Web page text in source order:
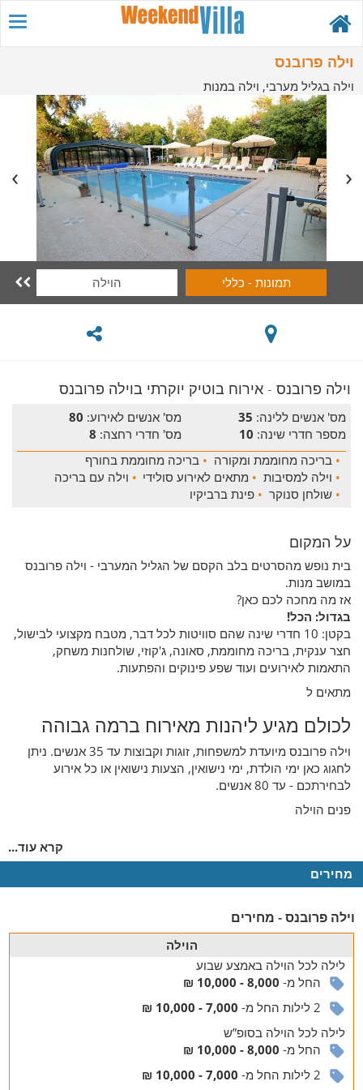
וילה פרובנס
וילה בגליל מערבי, וילה במנות
תמונות - כללי הוילה 
וילה פרובנס - אירוח בוטיק יוקרתי בוילה פרובנס
מס' אנשים ללינה: 35 מס' אנשים לאירוע: 80
מספר חדרי שינה: 10 מס' חדרי רחצה: 8
• בריכה מחוממת ומקורה • בריכה מחוממת בחורף
• וילה למסיבות • מתאים לאירוע סולידי • וילה עם בריכה
• שולחן סנוקר • פינת ברביקיו
על המקום
בית נופש מהסרטים בלב הקסם של הגליל המערבי - וילה פרובנס
במושב מנות.
אז מה מחכה לכם כאן?
בגדול: הכל!
בקטן: 10 חדרי שינה שהם סוויטות לכל דבר, מטבח מקצועי לבישול,
חצר ענקית, בריכה מחוממת, סאונה, ג'קוזי, שולחנות משחק,
התאמות לאירועים ועוד שפע פינוקים והפתעות.
מתאים ל
לכולם מגיע ליהנות מאירוח ברמה גבוהה
וילה פרובנס מיועדת למשפחות, זוגות וקבוצות עד 35 אנשים. ניתן
לחגוג כאן ימי הולדת, ימי נישואין, הצעות נישואין או כל אירוע
לבחירתכם - עד 80 אנשים.
פנים הוילה
ישנים, מבלים ומבשלים בוילה מרהיבה
כל אחת מהסוויטות מכילה מיטה זוגית אורתופדית איכותית, שידות
אחסון ומסך טלוויזיה בלווין. לצדן 8 חדרי רחצה מטופחים עם מגבות
בחלל המרכזי תיהנו מסלון עם מערכת ישיבה ומסך טלוויזיה נוסף,
סאונה יבשה, פינת אוכל למספר רב של סועדים, לובי עם מכונת
אספרסו ומטבח מאובזר במלואו לבישול: מקרר, בר מים, מקרר יינות,
תנור אפייה, מיקרוגל, כיריים, מיקרוגל, מדיח כלים וכלי מטבח.
מתחם החוץ
מתקנים שהופכים כל חופשה למושלמת
בחצר המתחם תיהנו בראש ובראשונה מבריכה שחייה ענקית
ומרעננת, המקורה ומחוממת בימי החורף.
קרא עוד...
מחירים
וילה פרובנס - מחירים
הוילה
לילהלכל הוילה באמצע שבוע
החל מ- 8,000 - 10,000 ₪
2 לילות החל מ-
7,000 - 10,000 ₪
לילהלכל הוילה בסופ”ש
החל מ- 8,000 - 10,000 ₪
2 לילות החל מ-
7,000 - 10,000 ₪